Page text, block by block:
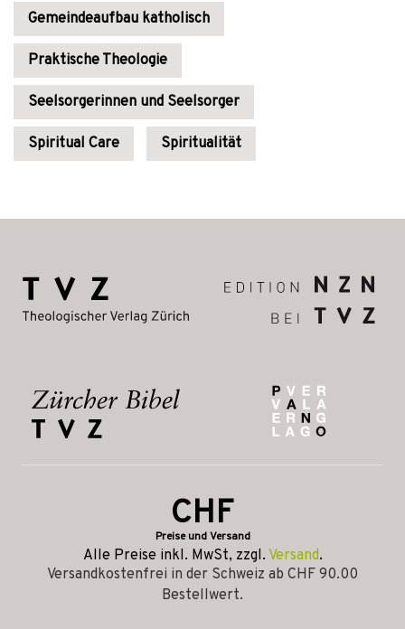
Gemeindeaufbau katholisch
Praktische Theologie
Seelsorgerinnen und Seelsorger
Spiritual Care Spiritualität
CHF
Preise und Versand
Alle Preise inkl. MwSt, zzgl. Versand.
Versandkostenfrei in der Schweiz ab CHF 90.00
Bestellwert.